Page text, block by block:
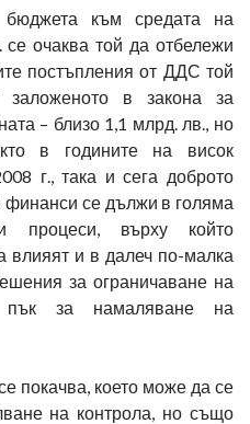
бюджета към средата на
се очаква той да отбележи
постъпления от ДДС той
в закона за
– близо 1,1 млрд. лв., но
в годините на висок
г., така и сега доброто
финанси се дължи в голяма
процеси, върху който
влияят и в далеч по-малка
за ограничаване на
пък за намаляване на
покачва, което може да се
на контрола, но също